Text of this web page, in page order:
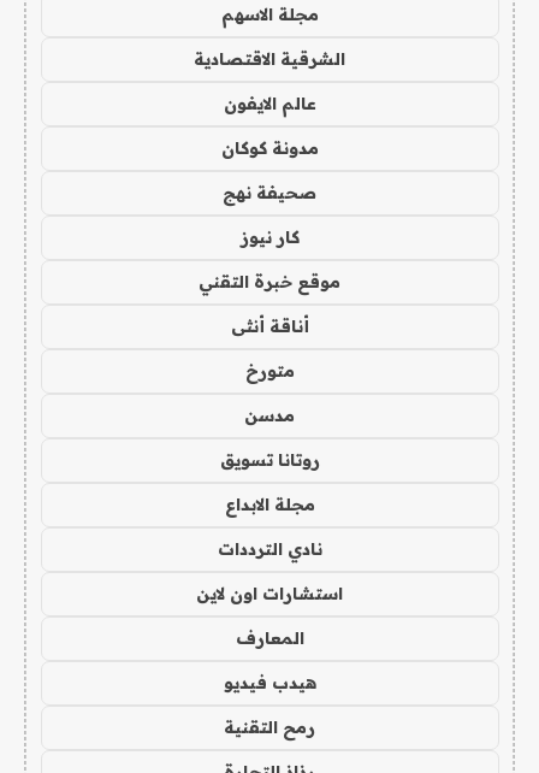
مجلة الاسهم
الشرقية الاقتصادية
عالم الايفون
مدونة كوكان
صحيفة نهج
كار نيوز
موقع خبرة التقني
أناقة أنثى
متورخ
مدسن
روتانا تسويق
مجلة الابداع
نادي الترددات
استشارات اون لاين
المعارف
هيدب فيديو
رمح التقنية